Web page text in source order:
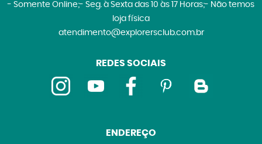
- Somente Online;- Seg. à Sexta das 10 às 17 Horas;- Não temos
loja física
atendimento@explorersclub.com.br
REDES SOCIAIS
ENDEREÇO